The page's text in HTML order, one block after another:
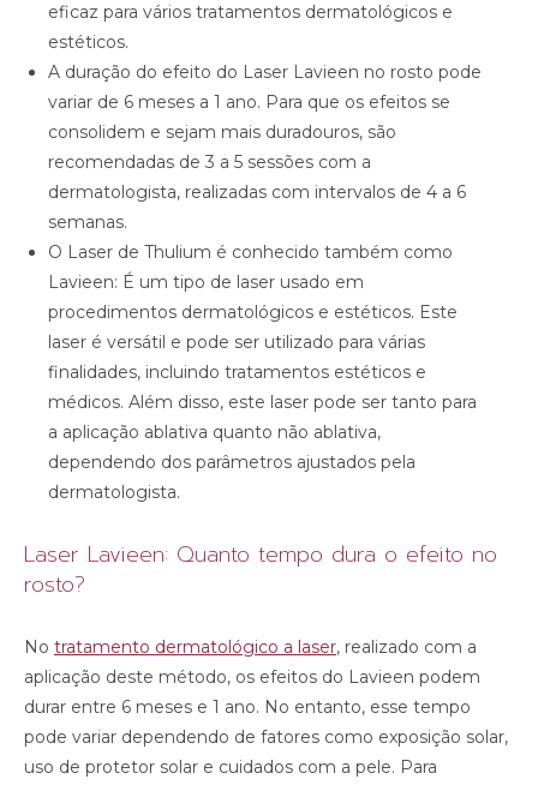
eficaz para vários tratamentos dermatológicos e
estéticos.
A duração do efeito do Laser Lavieen no rosto pode
variar de 6 meses a 1 ano. Para que os efeitos se
consolidem e sejam mais duradouros, são
recomendadas de 3 a 5 sessões com a
dermatologista, realizadas com intervalos de 4 a 6
semanas.
O Laser de Thulium é conhecido também como
Lavieen: É um tipo de laser usado em
procedimentos dermatológicos e estéticos. Este
laser é versátil e pode ser utilizado para várias
finalidades, incluindo tratamentos estéticos e
médicos. Além disso, este laser pode ser tanto para
a aplicação ablativa quanto não ablativa,
dependendo dos parâmetros ajustados pela
dermatologista.
Laser Lavieen: Quanto tempo dura o efeito no
rosto?
No tratamento dermatológico a laser, realizado com a
aplicação deste método, os efeitos do Lavieen podem
durar entre 6 meses e 1 ano. No entanto, esse tempo
pode variar dependendo de fatores como exposição solar,
uso de protetor solar e cuidados com a pele. Para